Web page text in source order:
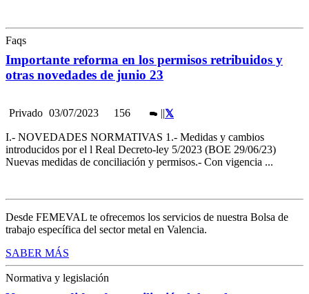
Faqs
Importante reforma en los permisos retribuidos y
otras novedades de junio 23
Privado 03/07/2023 156 ||
I.- NOVEDADES NORMATIVAS 1.- Medidas y cambios
introducidos por el l Real Decreto-ley 5/2023 (BOE 29/06/23)
Nuevas medidas de conciliación y permisos.- Con vigencia ...
Desde FEMEVAL te ofrecemos los servicios de nuestra Bolsa de
trabajo específica del sector metal en Valencia.
SABER MÁS
Normativa y legislación